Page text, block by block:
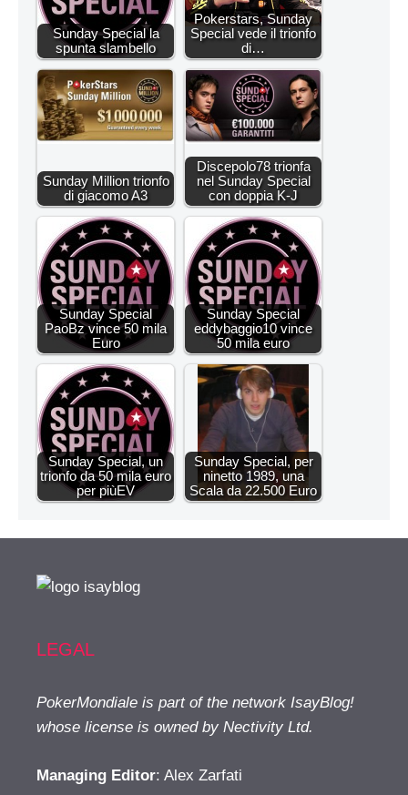
Sunday Special la
spunta slambello
Pokerstars, Sunday
Special vede il trionfo
di…
Sunday Million trionfo
di giacomo A3
Discepolo78 trionfa
nel Sunday Special
con doppia K-J
Sunday Special
PaoBz vince 50 mila
Euro
Sunday Special
eddybaggio10 vince
50 mila euro
Sunday Special, un
trionfo da 50 mila euro
per piùEV
Sunday Special, per
ninetto 1989, una
Scala da 22.500 Euro
LEGAL
PokerMondiale is part of the network IsayBlog!
whose license is owned by Nectivity Ltd.
Managing Editor: Alex Zarfati